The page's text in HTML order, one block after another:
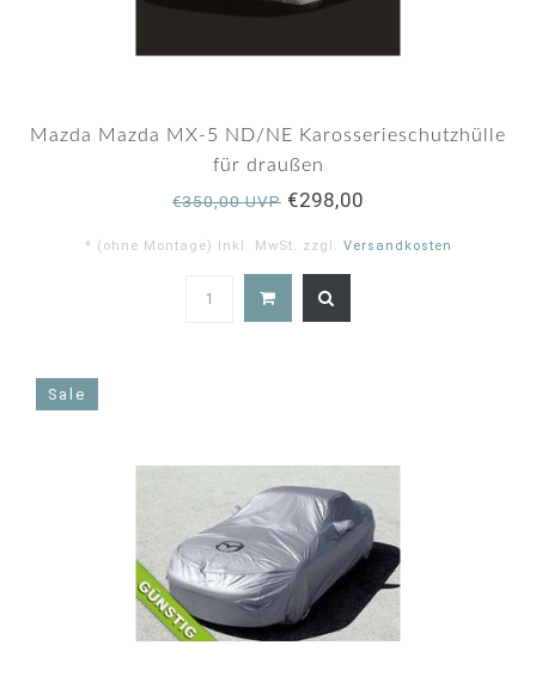
Mazda Mazda MX-5 ND/NE Karosserieschutzhülle
für draußen
€350,00 UVP €298,00
* (ohne Montage) Inkl. MwSt. zzgl. Versandkosten
Sale